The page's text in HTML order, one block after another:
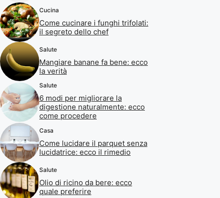
Cucina
Come cucinare i funghi trifolati:
il segreto dello chef
Salute
Mangiare banane fa bene: ecco
la verità
Salute
6 modi per migliorare la
digestione naturalmente: ecco
come procedere
Casa
Come lucidare il parquet senza
lucidatrice: ecco il rimedio
Salute
Olio di ricino da bere: ecco
quale preferire